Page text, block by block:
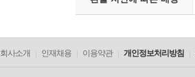
회사소개 인재채용 이용약관 개인정보처리방침